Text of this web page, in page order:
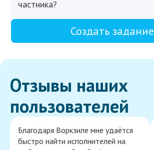
частника?
Создать задание
Отзывы наших
пользователей
Благодаря Воркзиле мне удаётся
быстро найти исполнителей на